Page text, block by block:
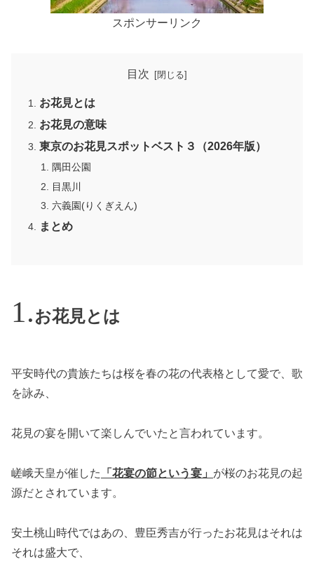
スポンサーリンク
目次
お花見とは
お花見の意味
東京のお花見スポットベスト３（2026年版）
隅田公園
目黒川
六義園(りくぎえん)
まとめ
お花見とは
平安時代の貴族たちは桜を春の花の代表格として愛で、歌
を詠み、
花見の宴を開いて楽しんでいたと言われています。
嵯峨天皇が催した 「花宴の節という宴」 が桜のお花見の起
源だとされています。
安土桃山時代ではあの、豊臣秀吉が行ったお花見はそれは
それは盛大で、